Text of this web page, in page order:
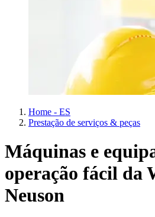
Home - ES
Prestação de serviços & peças
Máquinas e
operação fácil da
Neuson